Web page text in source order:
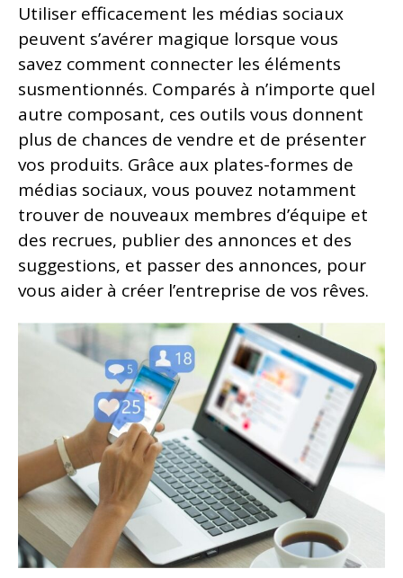
Utiliser efficacement les médias sociaux
peuvent s’avérer magique lorsque vous
savez comment connecter les éléments
susmentionnés. Comparés à n’importe quel
autre composant, ces outils vous donnent
plus de chances de vendre et de présenter
vos produits. Grâce aux plates-formes de
médias sociaux, vous pouvez notamment
trouver de nouveaux membres d’équipe et
des recrues, publier des annonces et des
suggestions, et passer des annonces, pour
vous aider à créer l’entreprise de vos rêves.